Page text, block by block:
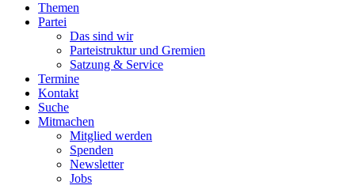
Themen
Partei
Das sind wir
Parteistruktur und Gremien
Satzung & Service
Termine
Kontakt
Suche
Mitmachen
Mitglied werden
Spenden
Newsletter
Jobs